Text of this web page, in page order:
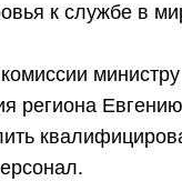
к службе в
министру
региона